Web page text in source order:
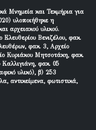
Μνημεία και Τεκμήρια για
υλοποιήθηκε η
αρχειακού υλικού.
Βενιζέλου, φακ.
φακ. 3, Αρχείο
Κυριάκου Μητσοτάκη, φακ.
φακ. 05
υλικό), β) 253
αντικείμενα, φωτιστικά,